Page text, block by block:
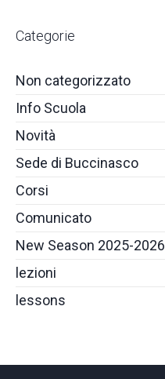
Categorie
Non categorizzato
Info Scuola
Novità
Sede di Buccinasco
Corsi
Comunicato
New Season 2025-2026
lezioni
lessons